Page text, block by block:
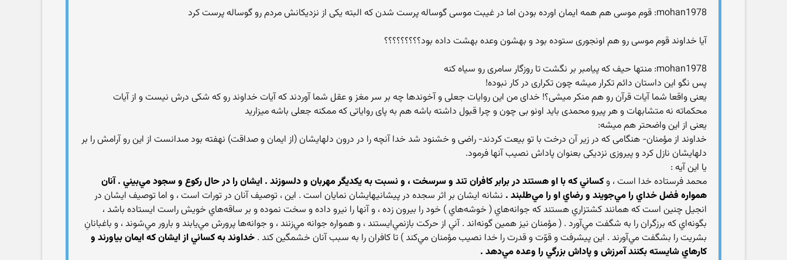
mohan1978: قوم موسی هم همه ایمان اورده بودن اما در غیبت موسی گوساله پرست شدن که البته یکی از نزدیکانش مردم رو گوساله پرست کرد
آیا خداوند قوم موسی رو هم اونجوری ستوده بود و بهشون وعده بهشت داده بود؟؟؟؟؟؟؟؟؟
mohan1978: منتها حیف که پیامبر بر نگشت تا روزگار سامری رو سیاه کنه
پس نگو این داستان دائم تکرار میشه چون تکراری در کار نبوده!
یعنی واقعا شما آیات قرآن رو هم منکر میشی؟! خدای من این روایات جعلی و آخوندها چه بر سر مغز و عقل شما آوردند که آیات خداوند رو که شکی درش نیست و از آیات
محکماته نه متشابهات و هر پیرو محمدی باید اونو بی چون و چرا قبول داشته باشه هم به پای روایاتی که ممکنه جعلی باشه میزارید
یعنی از این واضحتر هم میشه:
خداوند از مؤمنان- هنگامى كه در زير آن درخت با تو بيعت كردند- راضى و خشنود شد خدا آنچه را در درون دلهايشان (از ايمان و صداقت) نهفته بود مى‏دانست از اين رو آرامش را بر
دلهايشان نازل كرد و پيروزى نزديكى بعنوان پاداش نصيب آنها فرمود.
یا این آیه :
محمد فرستاده خدا است ، وكساني كه با او هستند در برابر كافران تند و سرسخت ، و نسبت به يكديگر مهربان و دلسوزند . ايشان را در حال ركوع و سجود مي‌بيني . آنان
همواره فضل خداي را مي‌جويند و رضاي او را مي‌طلبند . نشانه ايشان بر اثر سجده در پيشانيهايشان نمايان است . اين ، توصيف آنان در تورات است ، و اما توصيف ايشان در
انجيل چنين است كه همانند كشتزاري هستند كه جوانه‌هاي ( خوشه‌هاي ) خود را بيرون زده ، و آنها را نيرو داده و سخت نموده و بر ساقه‌هاي خويش راست ايستاده باشد ،
بگونه‌اي كه برزگران را به شگفت مي‌آورد . ( مؤمنان نيز همين گونه‌اند . آني از حركت بازنمي‌ايستند ، و همواره جوانه مي‌زنند ، و جوانه‌ها پرورش مي‌يابند و بارور مي‌شوند ، و باغبانانِ
بشريت را بشگفت مي‌آورند . اين پيشرفت و قوّت و قدرت را خدا نصيب مؤمنان مي‌كند ) تا كافران را به سبب آنان خشمگين كند . خداوند به كساني از ايشان كه ايمان بياورند و
كارهاي شايسته بكنند آمرزش و پاداش بزرگي را وعده مي‌دهد .‏